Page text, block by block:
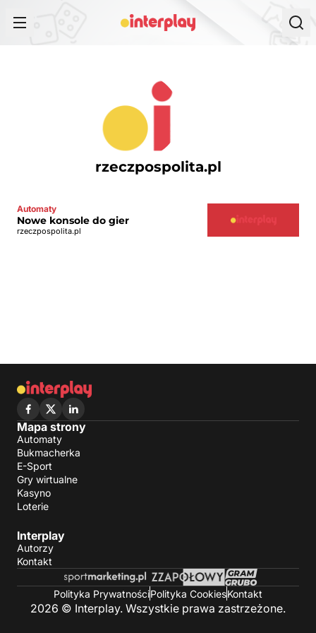
rzeczpospolita.pl
Automaty
Nowe konsole do gier
rzeczpospolita.pl
Mapa strony
Automaty
Bukmacherka
E-Sport
Gry wirtualne
Kasyno
Loterie
Interplay
Autorzy
Kontakt
Polityka PrywatnościPolityka CookiesKontakt
2026 © Interplay. Wszystkie prawa zastrzeżone.